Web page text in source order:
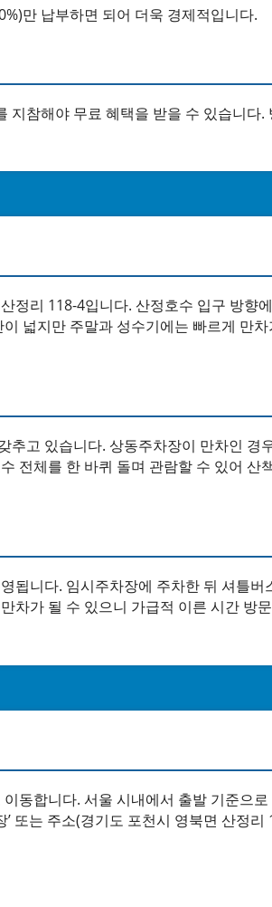
만 납부하면 되어 더욱 경제적입니다.
지참해야 무료 혜택을 받을 수 있습니다.
정리 118-4입니다. 산정호수 입구 방향
넓지만 주말과 성수기에는 빠르게 만
추고 있습니다. 상동주차장이 만차인 경
전체를 한 바퀴 돌며 관람할 수 있어 산
됩니다. 임시주차장에 주차한 뒤 셔틀버
차가 될 수 있으니 가급적 이른 시간 방
동합니다. 서울 시내에서 출발 기준으
또는 주소(경기도 포천시 영북면 산정리